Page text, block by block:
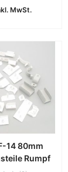
MwSt.
14 80mm
Rumpf